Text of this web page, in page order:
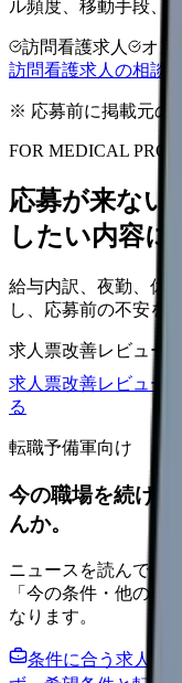
ル頻度、移動手段、
訪問看護求人 オン
訪問看護求人の相談
※ 応募前に掲載元の
FOR MEDICAL
応募が来ない
したい内容に
給与内訳、夜勤、休
し、応募前の不安を
求人票改善レビュー
求人票改善レビュー
る
転職予備軍向け
今の職場を続け
んか。
ニュースを読んで不
「今の条件・他の選
なります。
条件に合う求人通